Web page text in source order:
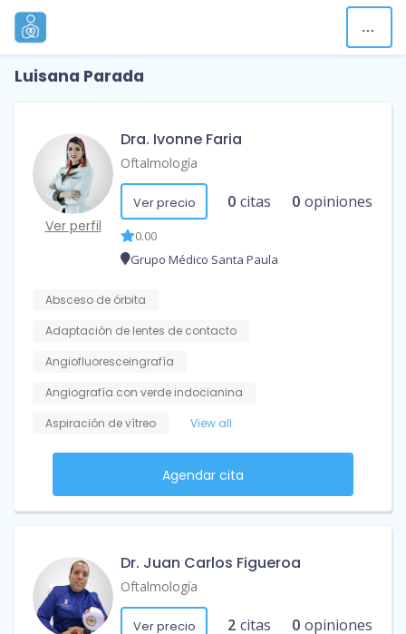
Luisana Parada
Ver perfil
Dra. Ivonne Faria
Oftalmología
Ver precio 0 citas 0 opiniones
0.00
Grupo Médico Santa Paula
Absceso de órbita
Adaptación de lentes de contacto
Angiofluoresceingrafía
Angiografía con verde indocianina
Aspiración de vítreo
View all
Agendar cita
Dr. Juan Carlos Figueroa
Oftalmología
Ver precio 2 citas 0 opiniones